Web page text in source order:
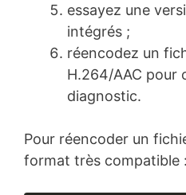
essayez une
intégrés ;
réencodez un
H.264/AAC pour
diagnostic.
Pour réencoder un
format très compatible :